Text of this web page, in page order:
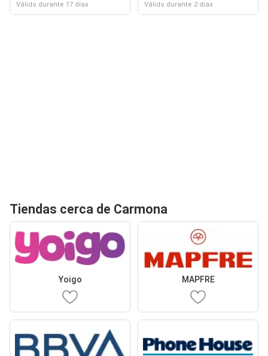
Válido durante 17 días Válido durante 2 días
Tiendas cerca de Carmona
Yoigo MAPFRE